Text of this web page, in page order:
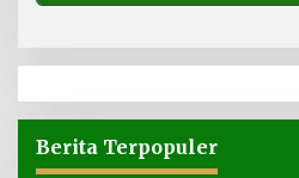
Berita Terpopuler